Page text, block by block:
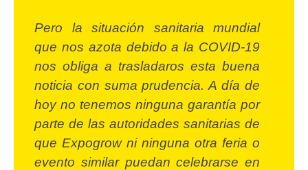
Pero la situación sanitaria mundial
que nos azota debido a la COVID-19
nos obliga a trasladaros esta buena
noticia con suma prudencia. A día de
hoy no tenemos ninguna garantía por
parte de las autoridades sanitarias de
que Expogrow ni ninguna otra feria o
evento similar puedan celebrarse en